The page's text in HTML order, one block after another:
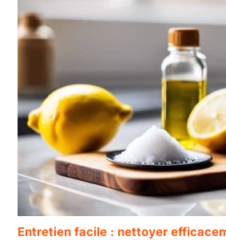
Entretien facile : nettoyer